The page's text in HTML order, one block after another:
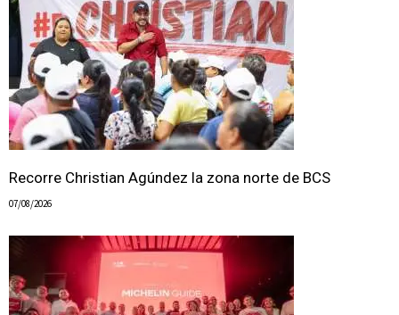
Recorre Christian Agúndez la zona norte de BCS
07/08/2026